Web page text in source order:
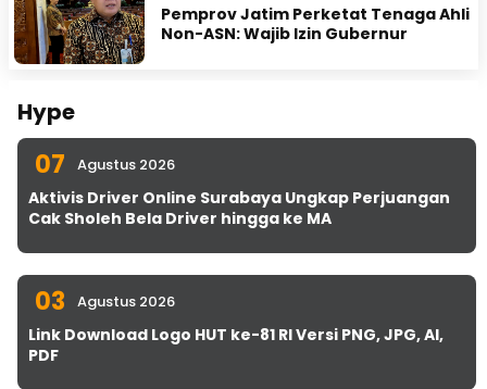
Pemprov Jatim Perketat Tenaga Ahli
Non-ASN: Wajib Izin Gubernur
Hype
07 Agustus 2026
Aktivis Driver Online Surabaya Ungkap Perjuangan
Cak Sholeh Bela Driver hingga ke MA
03 Agustus 2026
Link Download Logo HUT ke-81 RI Versi PNG, JPG, AI,
PDF